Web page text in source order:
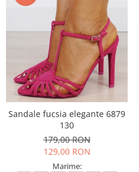
Sandale fucsia elegante 6879
130
179,00 RON
129,00 RON
Marime: